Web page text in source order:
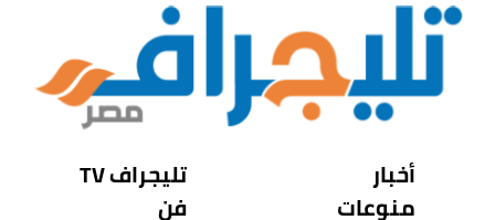
أخبار
منوعات
تليجراف TV
فن